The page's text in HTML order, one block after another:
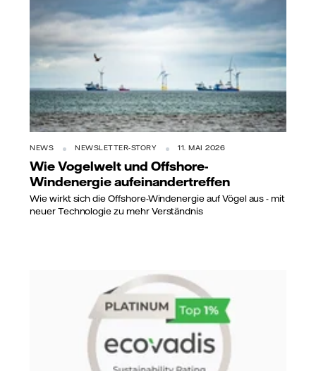
NEWS NEWSLETTER-STORY 11. MAI 2026
Wie Vogelwelt und Offshore-
Windenergie aufeinandertreffen
Wie wirkt sich die Offshore-Windenergie auf Vögel aus - mit
neuer Technologie zu mehr Verständnis